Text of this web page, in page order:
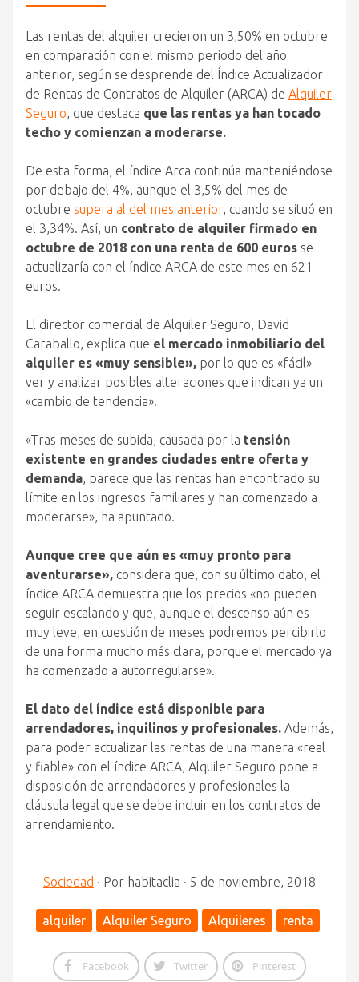
Las rentas del alquiler crecieron un 3,50% en octubre
en comparación con el mismo periodo del año
anterior, según se desprende del Índice Actualizador
de Rentas de Contratos de Alquiler (ARCA) de Alquiler
Seguro, que destaca que las rentas ya han tocado
techo y comienzan a moderarse.
De esta forma, el índice Arca continúa manteniéndose
por debajo del 4%, aunque el 3,5% del mes de
octubre supera al del mes anterior, cuando se situó en
el 3,34%. Así, un contrato de alquiler firmado en
octubre de 2018 con una renta de 600 euros se
actualizaría con el índice ARCA de este mes en 621
euros.
El director comercial de Alquiler Seguro, David
Caraballo, explica que el mercado inmobiliario del
alquiler es «muy sensible», por lo que es «fácil»
ver y analizar posibles alteraciones que indican ya un
«cambio de tendencia».
«Tras meses de subida, causada por la tensión
existente en grandes ciudades entre oferta y
demanda, parece que las rentas han encontrado su
límite en los ingresos familiares y han comenzado a
moderarse», ha apuntado.
Aunque cree que aún es «muy pronto para
aventurarse», considera que, con su último dato, el
índice ARCA demuestra que los precios «no pueden
seguir escalando y que, aunque el descenso aún es
muy leve, en cuestión de meses podremos percibirlo
de una forma mucho más clara, porque el mercado ya
ha comenzado a autorregularse».
El dato del índice está disponible para
arrendadores, inquilinos y profesionales. Además,
para poder actualizar las rentas de una manera «real
y fiable» con el índice ARCA, Alquiler Seguro pone a
disposición de arrendadores y profesionales la
cláusula legal que se debe incluir en los contratos de
arrendamiento.
Sociedad · Por habitaclia · 5 de noviembre, 2018
alquiler Alquiler Seguro Alquileres renta
Facebook Twitter Pinterest